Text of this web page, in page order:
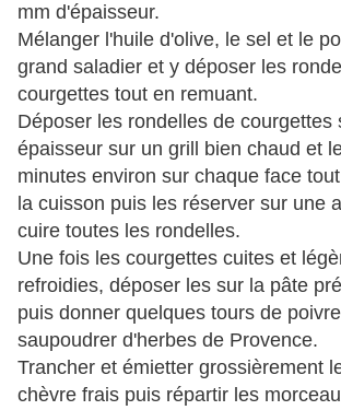
mm d'épaisseur.
Mélanger l'huile d'olive, le sel et le
grand saladier et y déposer les
courgettes tout en remuant.
Déposer les rondelles de courgettes
épaisseur sur un grill bien chaud et
minutes environ sur chaque face
la cuisson puis les réserver sur une
cuire toutes les rondelles.
Une fois les courgettes cuites et
refroidies, déposer les sur la pâte
puis donner quelques tours de
saupoudrer d'herbes de Provence.
Trancher et émietter grossièrement
chèvre frais puis répartir les